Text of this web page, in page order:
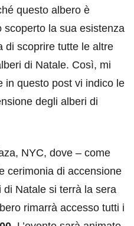
questo albero è
la sua esistenza
di scoprire tutte le altre
di Natale. Così, mi
in questo post vi indico le
degli alberi di
NYC, dove – come
cerimonia di accensione
Natale si terrà la sera
rimarrà accesso tutti i